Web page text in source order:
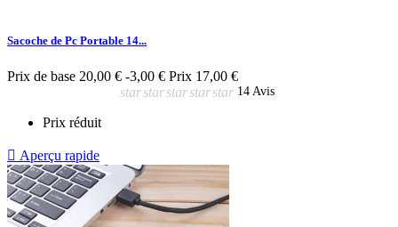
Sacoche de Pc Portable 14...
Prix de base 20,00 € -3,00 € Prix 17,00 €
starstarstarstarstar 14 Avis
Prix réduit
 Aperçu rapide